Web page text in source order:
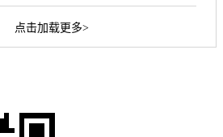
点击加载更多>